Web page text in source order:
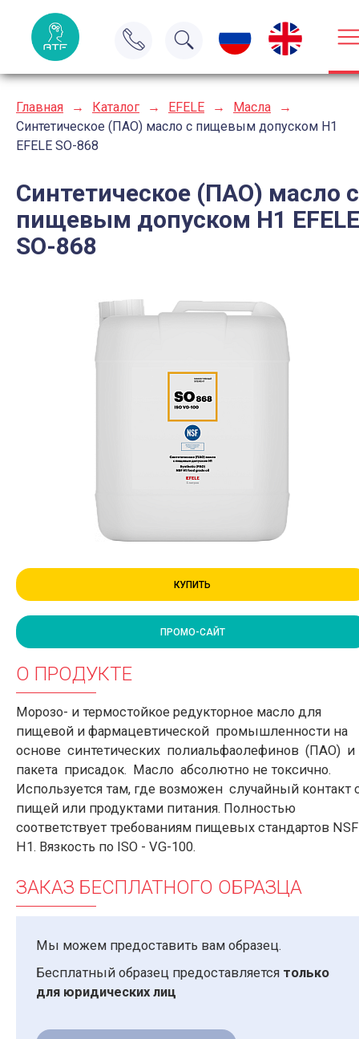
Главная → Каталог → EFELE → Масла
→
Синтетическое (ПАО) масло с пищевым допуском H1
EFELE SO-868
Синтетическое (ПАО) масло с
пищевым допуском H1 EFELE
SO-868
КУПИТЬ
ПРОМО-САЙТ
О ПРОДУКТЕ
Морозо- и термостойкое редукторное масло для
пищевой и фармацевтической промышленности на
основе синтетических полиальфаолефинов (ПАО) и
пакета присадок. Масло абсолютно не токсично.
Используется там, где возможен случайный контакт
пищей или продуктами питания. Полностью
соответствует требованиям пищевых стандартов NSF
H1. Вязкость по ISO - VG-100.
ЗАКАЗ БЕСПЛАТНОГО ОБРАЗЦА
Мы можем предоставить вам образец.
Бесплатный образец предоставляется только
для юридических лиц